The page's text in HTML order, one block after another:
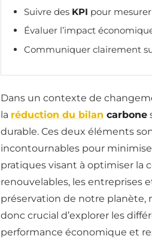
Suivre des KPI pour
Évaluer l’impact
Communiquer clairement
Dans un contexte de
la réduction du bilan carbone
durable. Ces deux éléments
incontournables pour
pratiques visant à optimiser la
renouvelables, les entreprises
préservation de notre planète,
donc crucial d’explorer les
performance économique et